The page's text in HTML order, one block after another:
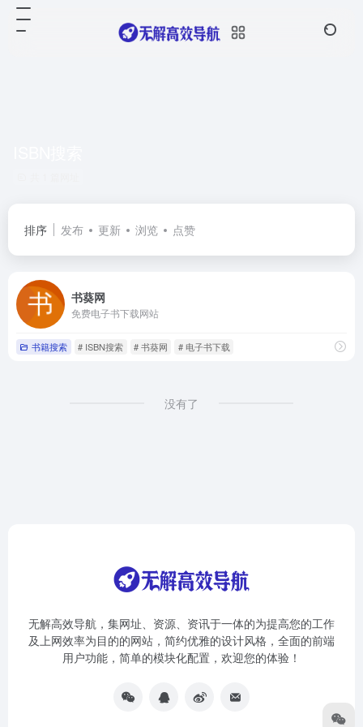
排序 发布 更新 浏览 点赞
书葵网
免费电子书下载网站
书籍搜索 # ISBN搜索 # 书葵网 # 电子书下载
没有了
无解高效导航，集网址、资源、资讯于一体的为提高您的工作
及上网效率为目的的网站，简约优雅的设计风格，全面的前端
用户功能，简单的模块化配置，欢迎您的体验！